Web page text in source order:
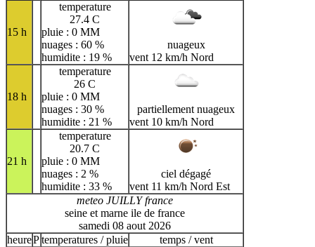
15 h
temperature
27.4 C
pluie : 0 MM
nuages : 60 %
humidite : 19 %
nuageux
vent 12 km/h Nord
18 h
temperature
26 C
pluie : 0 MM
nuages : 30 %
humidite : 21 %
partiellement nuageux
vent 10 km/h Nord
21 h
temperature
20.7 C
pluie : 0 MM
nuages : 2 %
humidite : 33 %
ciel dégagé
vent 11 km/h Nord Est
meteo JUILLY france
seine et marne ile de france
samedi 08 aout 2026
heurePtemperatures / pluie temps / vent